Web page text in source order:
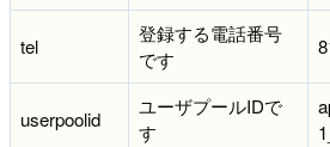
tel
登録する電話番号
です
userpoolid
ユーザプールIDで
す